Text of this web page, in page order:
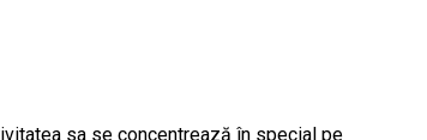
sa se concentrează în special pe